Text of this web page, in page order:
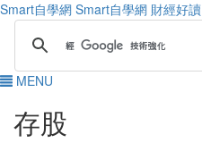
Smart自學網 Smart自學網 財經好讀
MENU
存股